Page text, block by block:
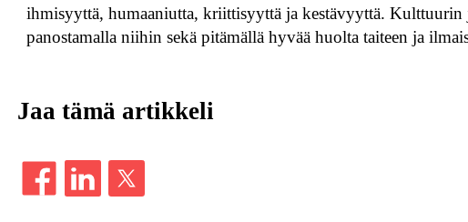
ihmisyyttä, humaaniutta, kriittisyyttä ja kestävyyttä. Kulttuurin
panostamalla niihin sekä pitämällä hyvää huolta taiteen ja
Jaa tämä artikkeli